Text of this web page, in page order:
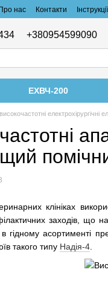
Про нас Контакти Інструкції
+380954599090
ЕХВЧ-200
електрохірургічні
клініках
заходів,
гідному асортименті
такого типу Надія-4.